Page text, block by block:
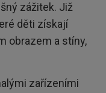
zážitek. Již
děti získají
obrazem a stíny,
zařízeními